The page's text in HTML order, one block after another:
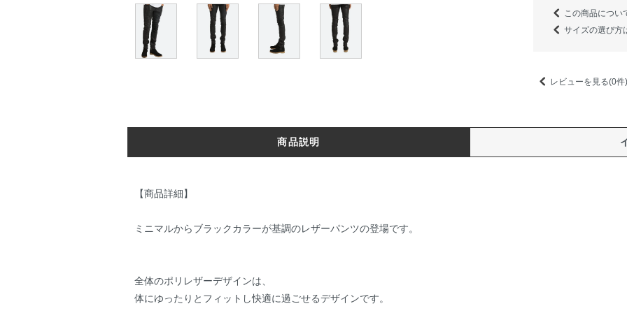
この商品につい
サイズの選び方
レビューを見る(0件)
商品説明
【商品詳細】
ミニマルからブラックカラーが基調のレザーパンツの登場です。
全体のポリレザーデザインは、
体にゆったりとフィットし快適に過ごせるデザインです。